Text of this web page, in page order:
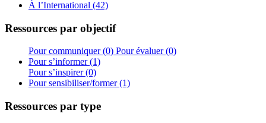
À l’International (42)
Ressources par objectif
Pour communiquer (0) Pour évaluer (0)
Pour s’informer (1)
Pour s’inspirer (0)
Pour sensibiliser/former (1)
Ressources par type